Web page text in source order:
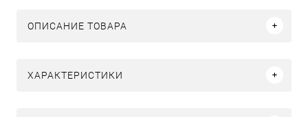
ОПИСАНИЕ ТОВАРА
ХАРАКТЕРИСТИКИ